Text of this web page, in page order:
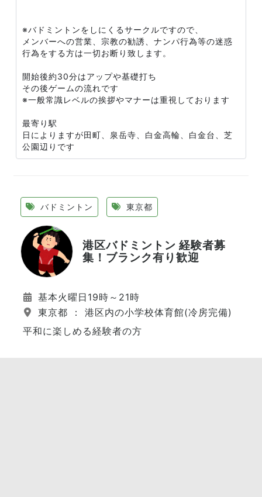
※バドミントンをしにくるサークルですので、
メンバーへの営業、宗教の勧誘、ナンパ行為等の迷惑
行為をする方は一切お断り致します。
開始後約30分はアップや基礎打ち
その後ゲームの流れです
※一般常識レベルの挨拶やマナーは重視しております
最寄り駅
日によりますが田町、泉岳寺、白金高輪、白金台、芝
公園辺りです
バドミントン 東京都
港区バドミントン 経験者募
集！ブランク有り歓迎
基本火曜日19時～21時
東京都 ： 港区内の小学校体育館(冷房完備)
平和に楽しめる経験者の方